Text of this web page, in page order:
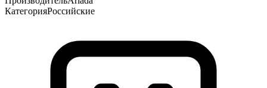
КатегорияРоссийские